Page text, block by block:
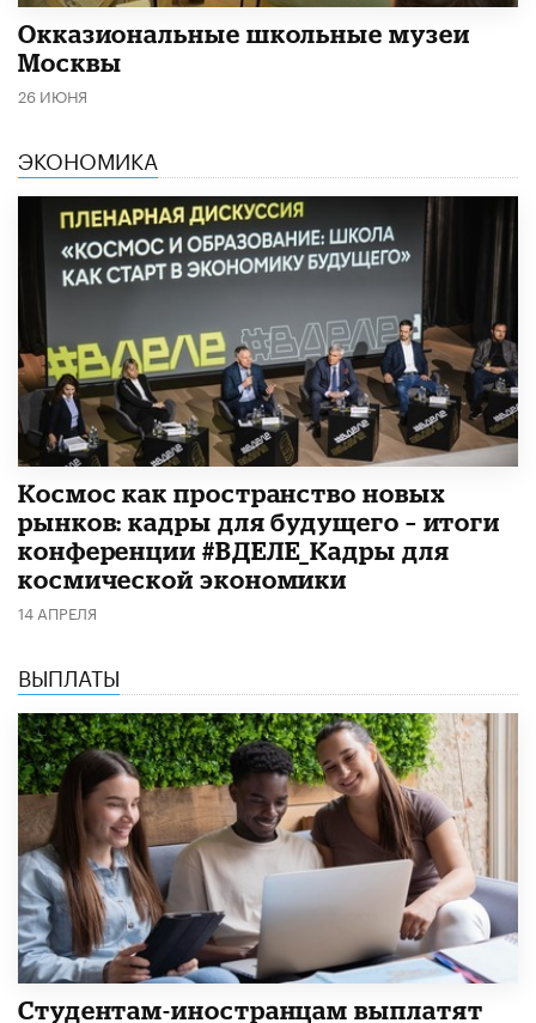
​Окказиональные школьные музеи
Москвы
26 ИЮНЯ
ЭКОНОМИКА
Космос как пространство новых
рынков: кадры для будущего – итоги
конференции #ВДЕЛЕ_Кадры для
космической экономики
14 АПРЕЛЯ
ВЫПЛАТЫ
Студентам-иностранцам выплатят